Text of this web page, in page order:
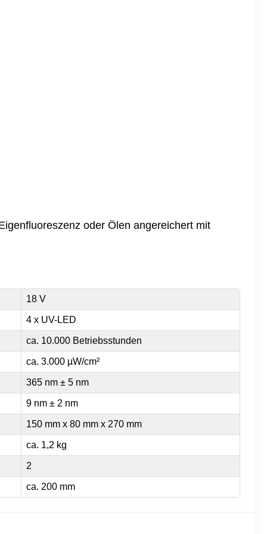
oder Ölen angereichert mit
18 V
4 x UV-LED
ca. 10.000 Betriebsstunden
ca. 3.000 µW/cm²
365 nm ± 5 nm
9 nm ± 2 nm
150 mm x 80 mm x 270 mm
ca. 1,2 kg
2
ca. 200 mm